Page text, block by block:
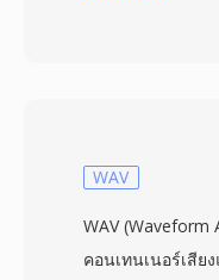
คืนข้อผิดพลาดได้ดี
ซิงโครไนซ์เมื่อต้
WAV
WAV (Waveform
คอนเทนเนอร์เสี